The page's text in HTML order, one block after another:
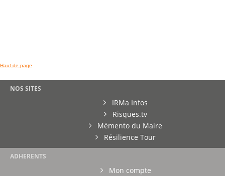
Haut de page
NOS SITES
IRMa Infos
Risques.tv
Mémento du Maire
Résilience Tour
ADHERENTS
Mon compte